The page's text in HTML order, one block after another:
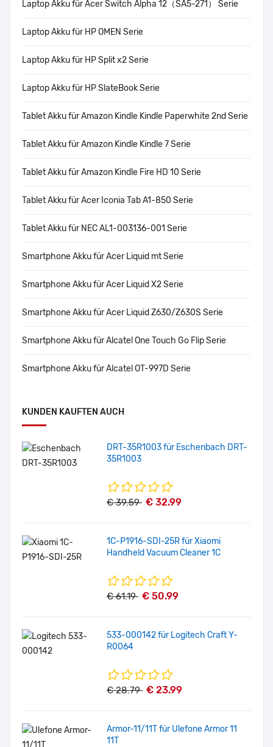
Laptop Akku für Acer Switch Alpha 12（SA5-271） Serie
Laptop Akku für HP OMEN Serie
Laptop Akku für HP Split x2 Serie
Laptop Akku für HP SlateBook Serie
Tablet Akku für Amazon Kindle Kindle Paperwhite 2nd Serie
Tablet Akku für Amazon Kindle Kindle 7 Serie
Tablet Akku für Amazon Kindle Fire HD 10 Serie
Tablet Akku für Acer Iconia Tab A1-850 Serie
Tablet Akku für NEC AL1-003136-001 Serie
Smartphone Akku für Acer Liquid mt Serie
Smartphone Akku für Acer Liquid X2 Serie
Smartphone Akku für Acer Liquid Z630/Z630S Serie
Smartphone Akku für Alcatel One Touch Go Flip Serie
Smartphone Akku für Alcatel OT-997D Serie
KUNDEN KAUFTEN AUCH
DRT-35R1003 für Eschenbach DRT-
35R1003
€ 39.59 € 32.99
1C-P1916-SDI-25R für Xiaomi
Handheld Vacuum Cleaner 1C
€ 61.19 € 50.99
533-000142 für Logitech Craft Y-
R0064
€ 28.79 € 23.99
Armor-11/11T für Ulefone Armor 11
11T